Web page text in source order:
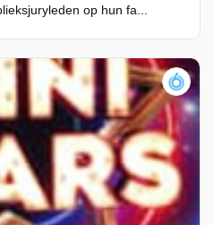
op hun fa...